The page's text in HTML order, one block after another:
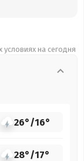
на сегодня
26°/16°
28°/17°